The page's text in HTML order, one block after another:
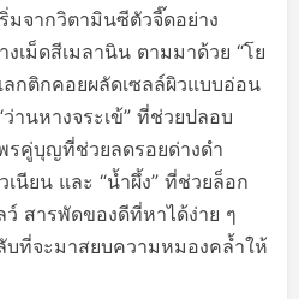
มจากวิตามินซีตัวจี๊ดอย่าง
เม็ดสีเมลานิน ตามมาด้วย “โย
กติกคอยผลัดเซลล์ผิวแบบอ่อน
านหางจระเข้” ที่ช่วยปลอบ
รคู่บุญที่ช่วยลดรอยด่างดำ
นียน และ “น้ำผึ้ง” ที่ช่วยล็อก
สารพัดของดีที่หาได้ง่าย ๆ
ที่จะมาสยบความหมองคล้ำให้